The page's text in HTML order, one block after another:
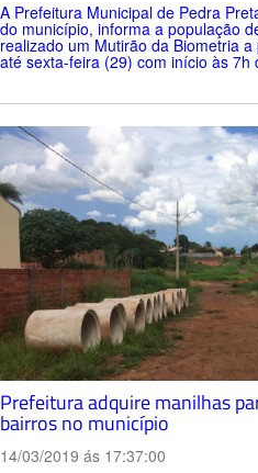
A Prefeitura Municipal de Pedra
do município, informa a população
realizado um Mutirão da Biometria
até sexta-feira (29) com início às 7h
Prefeitura adquire manilhas
bairros no município
14/03/2019 ás 17:37:00